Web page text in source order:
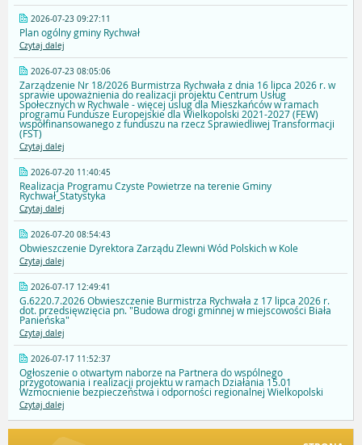
2026-07-23 09:27:11
Plan ogólny gminy Rychwał
Czytaj dalej
2026-07-23 08:05:06
Zarządzenie Nr 18/2026 Burmistrza Rychwała z dnia 16 lipca 2026 r. w
sprawie upoważnienia do realizacji projektu Centrum Usług
Społecznych w Rychwale - więcej uslug dla Mieszkańców w ramach
programu Fundusze Europejskie dla Wielkopolski 2021-2027 (FEW)
współfinansowanego z funduszu na rzecz Sprawiedliwej Transformacji
(FST)
Czytaj dalej
2026-07-20 11:40:45
Realizacja Programu Czyste Powietrze na terenie Gminy
Rychwał_Statystyka
Czytaj dalej
2026-07-20 08:54:43
Obwieszczenie Dyrektora Zarządu Zlewni Wód Polskich w Kole
Czytaj dalej
2026-07-17 12:49:41
G.6220.7.2026 Obwieszczenie Burmistrza Rychwała z 17 lipca 2026 r.
dot. przedsięwzięcia pn. "Budowa drogi gminnej w miejscowości Biała
Panieńska"
Czytaj dalej
2026-07-17 11:52:37
Ogłoszenie o otwartym naborze na Partnera do wspólnego
przygotowania i realizacji projektu w ramach Działania 15.01
Wzmocnienie bezpieczeństwa i odporności regionalnej Wielkopolski
Czytaj dalej